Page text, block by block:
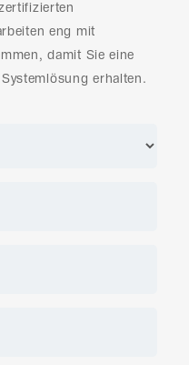
eng mit
damit Sie eine
erhalten.